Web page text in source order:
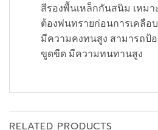
สีรองพื้นเหล็กกันสนิม เหม
ต้องพ่นทรายก่อนการเคลือ
มีความคงทนสูง สามารถป้
ขูดขีด มีความทนทานสูง
RELATED PRODUCTS